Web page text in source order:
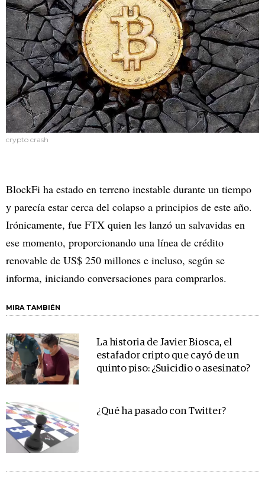
crypto crash
BlockFi ha estado en terreno inestable durante un tiempo
y parecía estar cerca del colapso a principios de este año.
Irónicamente, fue FTX quien les lanzó un salvavidas en
ese momento, proporcionando una línea de crédito
renovable de US$ 250 millones e incluso, según se
informa, iniciando conversaciones para comprarlos.
MIRA TAMBIÉN
La historia de Javier Biosca, el
estafador cripto que cayó de un
quinto piso: ¿Suicidio o asesinato?
¿Qué ha pasado con Twitter?